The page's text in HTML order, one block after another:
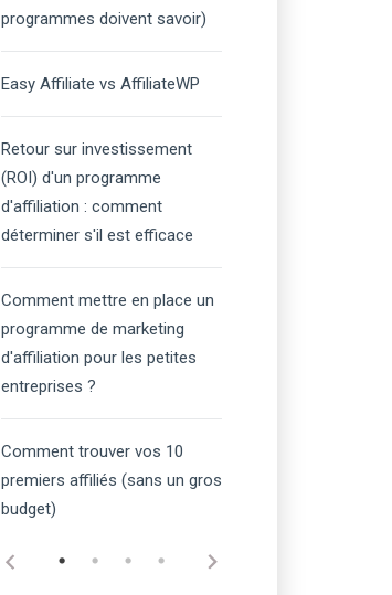
programmes doivent savoir)
Easy Affiliate vs AffiliateWP
Retour sur investissement
(ROI) d'un programme
d'affiliation : comment
déterminer s'il est efficace
Comment mettre en place un
programme de marketing
d'affiliation pour les petites
entreprises ?
Comment trouver vos 10
premiers affiliés (sans un gros
budget)